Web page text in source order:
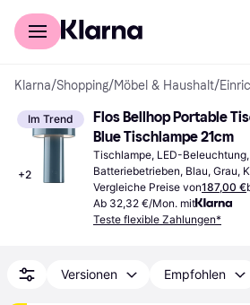
Für Shopper
Klarna/Shopping/Möbel & Haushalt/
Im Trend
+2
Flos Bellhop Portable
Blue Tischlampe 21cm
Tischlampe, LED-
Batteriebetrieben, Blau, Grau,
IP20
Vergleiche Preise von187,00 €
Ab 32,32 €/Mon. mit
Teste flexible Zahlungen*
Versionen Empfohlen